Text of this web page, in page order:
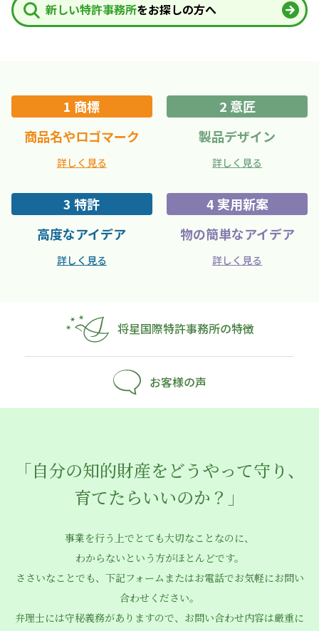
新しい特許事務所をお探しの方へ
1 商標
商品名やロゴマーク
詳しく見る
2 意匠
製品デザイン
詳しく見る
3 特許
高度なアイデア
詳しく見る
4 実用新案
物の簡単なアイデア
詳しく見る
将星国際特許事務所の特徴
お客様の声
「自分の知的財産をどうやって守り、
育てたらいいのか？」
事業を行う上でとても大切なことなのに、
わからないという方がほとんどです。
ささいなことでも、下記フォームまたはお電話でお気軽にお問い
合わせください。
弁理士には守秘義務がありますので、お問い合わせ内容は厳重に